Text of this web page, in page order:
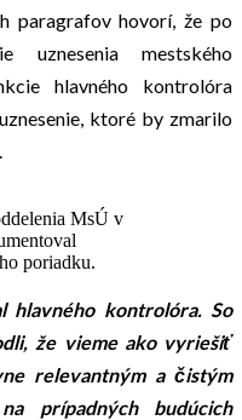
paragrafov hovorí, že po
uznesenia mestského
hlavného kontrolóra
ktoré by zmarilo
MsÚ v
poriadku.
hlavného kontrolóra. So
že vieme ako vyriešiť
relevantným a čistým
prípadných budúcich